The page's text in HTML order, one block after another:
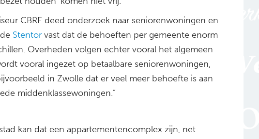
CBRE deed onderzoek naar seniorenwoningen en
Stentor vast dat de behoeften per gemeente enorm
Overheden volgen echter vooral het algemeen
vooral ingezet op betaalbare seniorenwoningen,
in Zwolle dat er veel meer behoefte is aan
middenklassewoningen.”
kan dat een appartementencomplex zijn, net